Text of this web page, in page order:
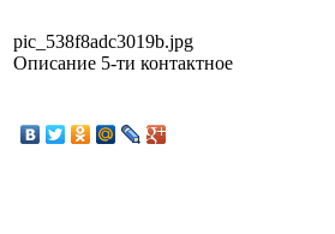
pic_538f8adc3019b.jpg
Описание 5-ти контактное